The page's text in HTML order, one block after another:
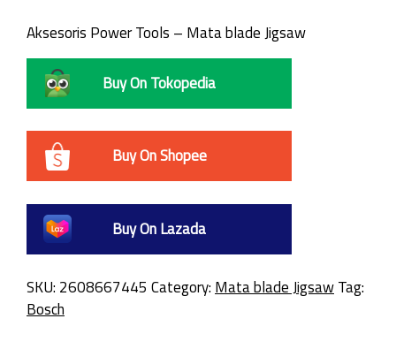
Aksesoris Power Tools – Mata blade Jigsaw
Buy On Tokopedia
Buy On Shopee
Buy On Lazada
SKU: 2608667445 Category: Mata blade JigsawTag:
Bosch